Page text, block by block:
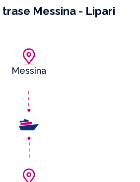
trase Messina - Lipari
Messina